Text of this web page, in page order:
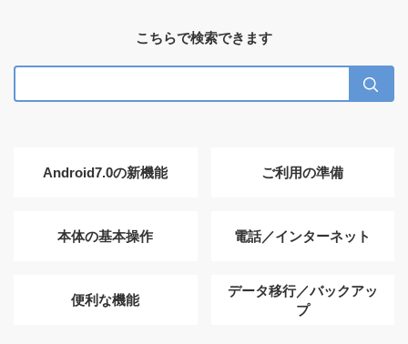
こちらで検索できます
Android7.0の新機能 ご利用の準備
本体の基本操作 電話／インターネット
便利な機能
データ移行／バックアッ
プ